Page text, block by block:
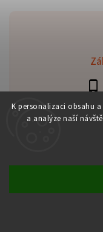
K personalizaci obsahu
a analýze naší
Copyright 2026